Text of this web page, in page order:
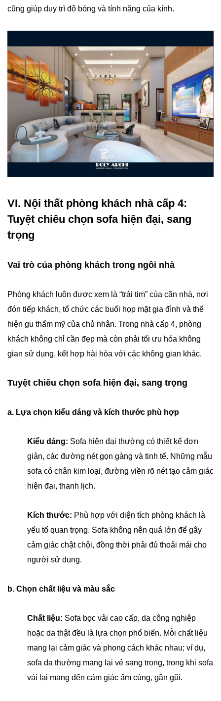
cũng giúp duy trì độ bóng và tính năng của kính.
VI. Nội thất phòng khách nhà cấp 4:
Tuyệt chiêu chọn sofa hiện đại, sang
trọng
Vai trò của phòng khách trong ngôi nhà
Phòng khách luôn được xem là “trái tim” của căn nhà, nơi
đón tiếp khách, tổ chức các buổi họp mặt gia đình và thể
hiện gu thẩm mỹ của chủ nhân. Trong nhà cấp 4, phòng
khách không chỉ cần đẹp mà còn phải tối ưu hóa không
gian sử dụng, kết hợp hài hòa với các không gian khác.
Tuyệt chiêu chọn sofa hiện đại, sang trọng
a. Lựa chọn kiểu dáng và kích thước phù hợp
Kiểu dáng: Sofa hiện đại thường có thiết kế đơn
giản, các đường nét gọn gàng và tinh tế. Những mẫu
sofa có chân kim loại, đường viền rõ nét tạo cảm giác
hiện đại, thanh lịch.
Kích thước: Phù hợp với diện tích phòng khách là
yếu tố quan trọng. Sofa không nên quá lớn để gây
cảm giác chật chội, đồng thời phải đủ thoải mái cho
người sử dụng.
b. Chọn chất liệu và màu sắc
Chất liệu: Sofa bọc vải cao cấp, da công nghiệp
hoặc da thật đều là lựa chọn phổ biến. Mỗi chất liệu
mang lại cảm giác và phong cách khác nhau; ví dụ,
sofa da thường mang lại vẻ sang trọng, trong khi sofa
vải lại mang đến cảm giác ấm cúng, gần gũi.